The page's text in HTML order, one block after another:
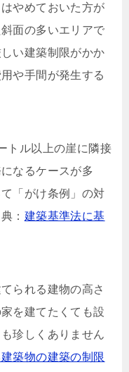
やめておいた方が
面の多いエリアで
い建築制限がかか
や手間が発生する
トル以上の崖に隣接
なるケースが多
「がけ条例」の対
： 建築基準法に基
られる建物の高さ
を建てたくても設
珍しくありません
築物の建築の制限